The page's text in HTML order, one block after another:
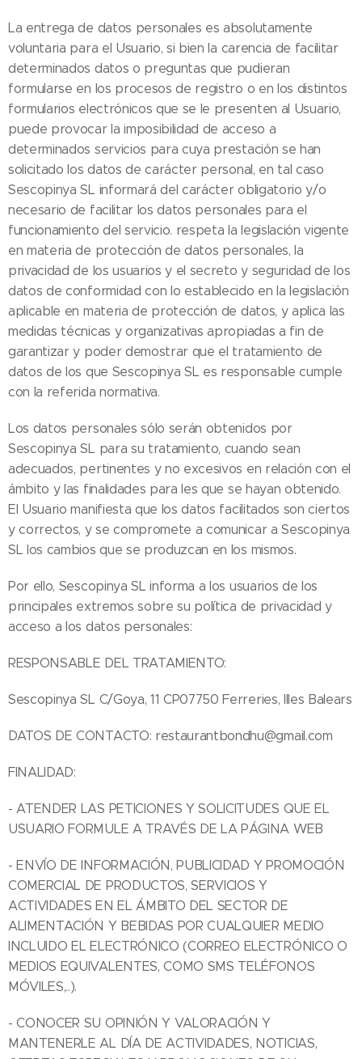
La entrega de datos personales es absolutamente
voluntaria para el Usuario, si bien la carencia de facilitar
determinados datos o preguntas que pudieran
formularse en los procesos de registro o en los distintos
formularios electrónicos que se le presenten al Usuario,
puede provocar la imposibilidad de acceso a
determinados servicios para cuya prestación se han
solicitado los datos de carácter personal, en tal caso
Sescopinya SL informará del carácter obligatorio y/o
necesario de facilitar los datos personales para el
funcionamiento del servicio. respeta la legislación vigente
en materia de protección de datos personales, la
privacidad de los usuarios y el secreto y seguridad de los
datos de conformidad con lo establecido en la legislación
aplicable en materia de protección de datos, y aplica las
medidas técnicas y organizativas apropiadas a fin de
garantizar y poder demostrar que el tratamiento de
datos de los que Sescopinya SL es responsable cumple
con la referida normativa.
Los datos personales sólo serán obtenidos por
Sescopinya SL para su tratamiento, cuando sean
adecuados, pertinentes y no excesivos en relación con el
ámbito y las finalidades para les que se hayan obtenido.
El Usuario manifiesta que los datos facilitados son ciertos
y correctos, y se compromete a comunicar a Sescopinya
SL los cambios que se produzcan en los mismos.
Por ello, Sescopinya SL informa a los usuarios de los
principales extremos sobre su política de privacidad y
acceso a los datos personales:
RESPONSABLE DEL TRATAMIENTO:
Sescopinya SL C/Goya, 11 CP07750 Ferreries, Illes Balears
DATOS DE CONTACTO: restaurantbondhu@gmail.com
FINALIDAD:
- ATENDER LAS PETICIONES Y SOLICITUDES QUE EL
USUARIO FORMULE A TRAVÉS DE LA PÁGINA WEB
- ENVÍO DE INFORMACIÓN, PUBLICIDAD Y PROMOCIÓN
COMERCIAL DE PRODUCTOS, SERVICIOS Y
ACTIVIDADES EN EL ÁMBITO DEL SECTOR DE
ALIMENTACIÓN Y BEBIDAS POR CUALQUIER MEDIO
INCLUIDO EL ELECTRÓNICO (CORREO ELECTRÓNICO O
MEDIOS EQUIVALENTES, COMO SMS TELÉFONOS
MÓVILES,..).
- CONOCER SU OPINIÓN Y VALORACIÓN Y
MANTENERLE AL DÍA DE ACTIVIDADES, NOTICIAS,